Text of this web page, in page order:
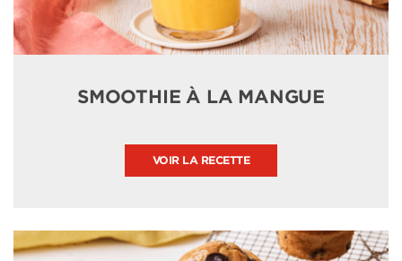
SMOOTHIE À LA MANGUE
VOIR LA RECETTE